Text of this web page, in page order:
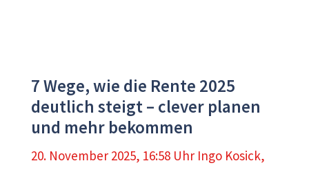
7 Wege, wie die Rente 2025
deutlich steigt – clever planen
und mehr bekommen
20. November 2025, 16:58 Uhr Ingo Kosick,